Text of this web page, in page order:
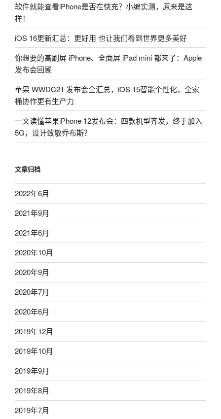
软件就能查看iPhone是否在快充？小编实测，原来是这
样！
iOS 16更新汇总：更好用 也让我们看到世界更多美好
你想要的高刷屏 iPhone、全面屏 iPad mini 都来了：Apple
发布会回顾
苹果 WWDC21 发布会全汇总，iOS 15智能个性化，全家
桶协作更有生产力
一文读懂苹果iPhone 12发布会：四款机型齐发，终于加入
5G，设计致敬乔布斯？
文章归档
2022年6月
2021年9月
2021年6月
2020年10月
2020年9月
2020年7月
2020年6月
2019年12月
2019年10月
2019年9月
2019年8月
2019年7月